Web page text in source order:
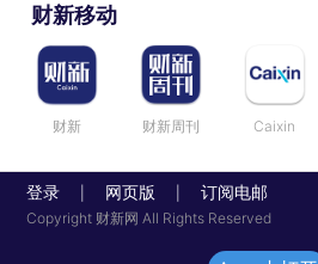
财新移动
财新 财新周刊 Caixin
登录 网页版 订阅电邮
Copyright 财新网 All Rights Reserved